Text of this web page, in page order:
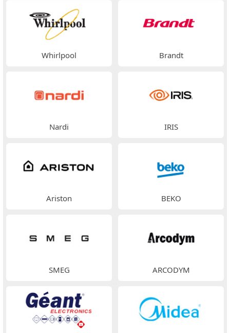
Whirlpool Brandt
Nardi IRIS
Ariston BEKO
SMEG ARCODYM